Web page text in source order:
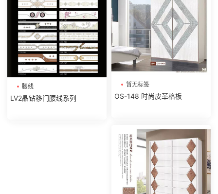
腰线
LV2晶钻移门腰线系列
暂无标签
OS-148 时尚皮革格板